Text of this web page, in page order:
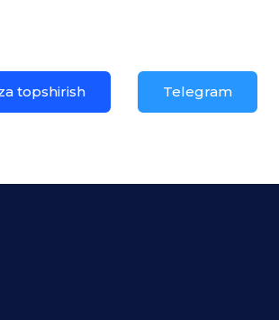
topshirish Telegram